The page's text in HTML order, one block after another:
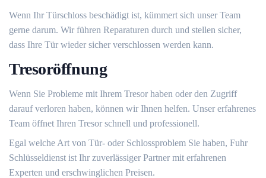
Wenn Ihr Türschloss beschädigt ist, kümmert sich unser Team
gerne darum.​ Wir führen Reparaturen durch und stellen sicher,
dass Ihre Tür wieder sicher verschlossen werden kann.​
Tresoröffnung
Wenn Sie Probleme mit Ihrem Tresor haben oder den Zugriff
darauf verloren haben, können wir Ihnen helfen.​ Unser erfahrenes
Team öffnet Ihren Tresor schnell und professionell.​
Egal welche Art von Tür- oder Schlossproblem Sie haben, Fuhr
Schlüsseldienst ist Ihr zuverlässiger Partner mit erfahrenen
Experten und erschwinglichen Preisen.​